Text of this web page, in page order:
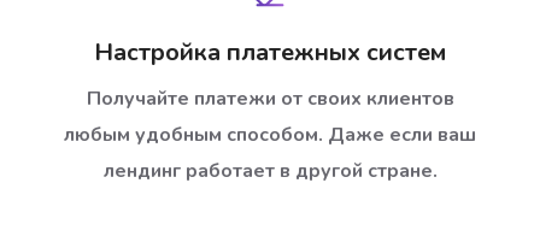
Настройка платежных систем
Получайте платежи от своих клиентов
любым удобным способом. Даже если ваш
лендинг работает в другой стране.